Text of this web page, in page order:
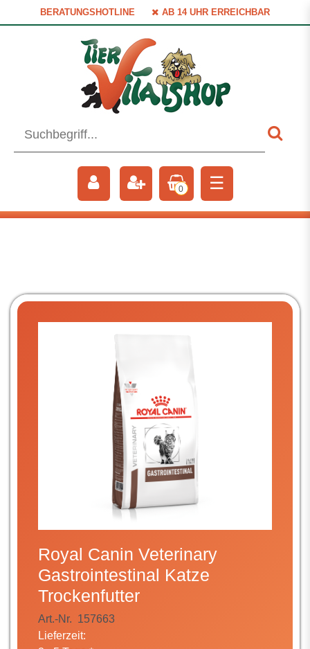
BERATUNGSHOTLINE AB 14 UHR ERREICHBAR
0 ☰
Royal Canin Veterinary
Gastrointestinal Katze
Trockenfutter
Art.-Nr. 157663
Lieferzeit: